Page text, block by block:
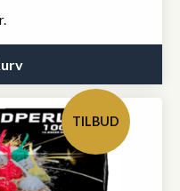
TILBUD